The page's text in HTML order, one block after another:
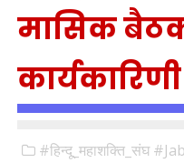
मासिक
#हिन्दू_महाशक्ति_संघ